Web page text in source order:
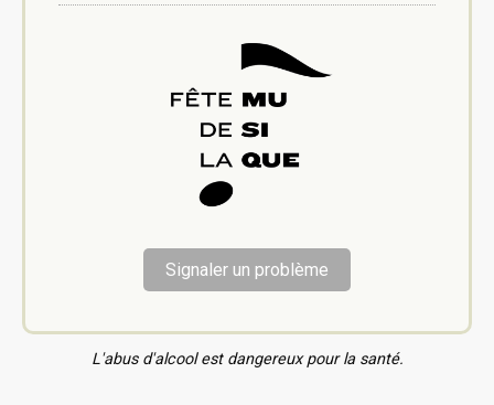
Signaler un problème
L'abus d'alcool est dangereux pour la santé.